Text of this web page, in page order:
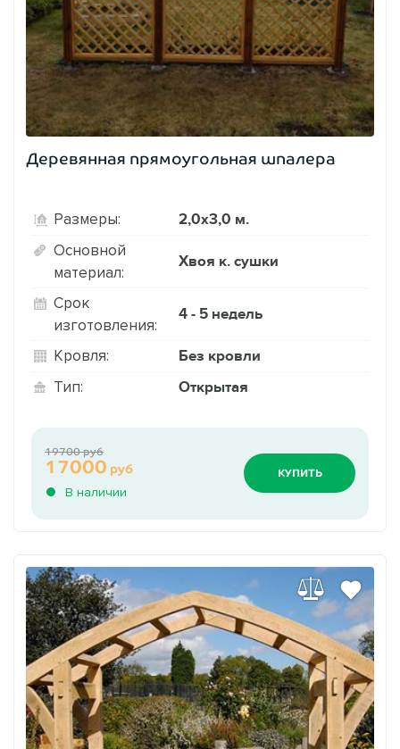
Деревянная прямоугольная шпалера
Размеры: 2,0х3,0 м.
Основной
материал:
Хвоя к. сушки
Срок
изготовления:
4 - 5 недель
Кровля: Без кровли
Тип: Открытая
В наличии
17000 руб
19700 руб
КУПИТЬ